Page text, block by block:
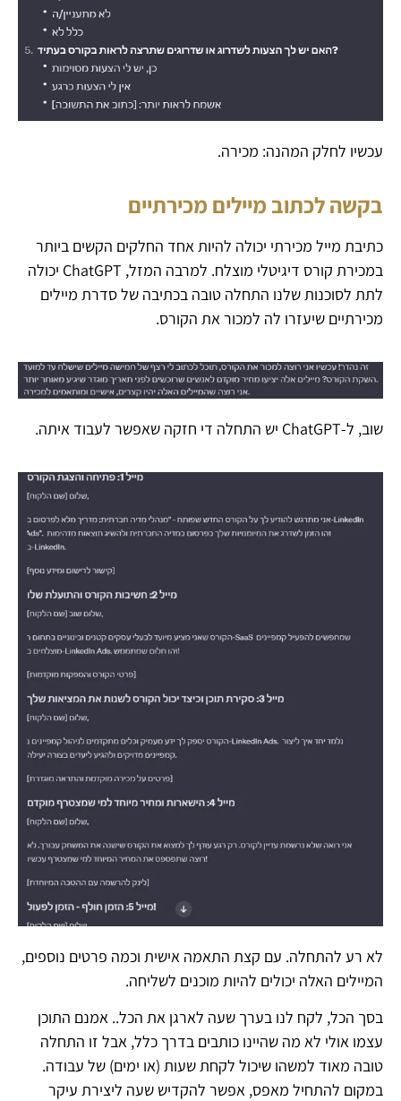
עכשיו לחלק המהנה: מכירה.
בקשה לכתוב מיילים מכירתיים
כתיבת מייל מכירתי יכולה להיות אחד החלקים הקשים ביותר
במכירת קורס דיגיטלי מוצלח. למרבה המזל, ChatGPT יכולה
לתת לסוכנות שלנו התחלה טובה בכתיבה של סדרת מיילים
מכירתיים שיעזרו לה למכור את הקורס.
שוב, ל-ChatGPT יש התחלה די חזקה שאפשר לעבוד איתה.
לא רע להתחלה. עם קצת התאמה אישית וכמה פרטים נוספים,
המיילים האלה יכולים להיות מוכנים לשליחה.
בסך הכל, לקח לנו בערך שעה לארגן את הכל.. אמנם התוכן
עצמו אולי לא מה שהיינו כותבים בדרך כלל, אבל זו התחלה
טובה מאוד למשהו שיכול לקחת שעות (או ימים) של עבודה.
במקום להתחיל מאפס, אפשר להקדיש שעה ליצירת עיקר